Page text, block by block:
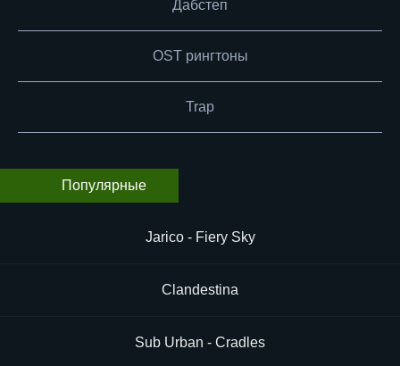
Дабстеп
OST рингтоны
Trap
Популярные
Jarico - Fiery Sky
Clandestina
Sub Urban - Cradles